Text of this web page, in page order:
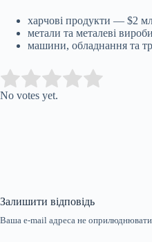
харчові продукти — $2
метали та металеві
машини, обладнання та
Rate this item:
No votes yet.
Залишити відповідь
Ваша e-mail адреса не